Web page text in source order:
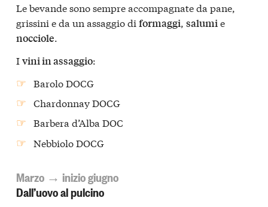
Le bevande sono sempre accompagnate da pane,
grissini e da un assaggio di formaggi, salumie
nocciole.
Ivini in assaggio:
Barolo DOCG
Chardonnay DOCG
Barbera d’Alba DOC
Nebbiolo DOCG
Marzo → inizio giugno
Dall’uovo al pulcino